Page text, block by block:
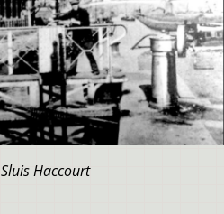
Sluis Haccourt